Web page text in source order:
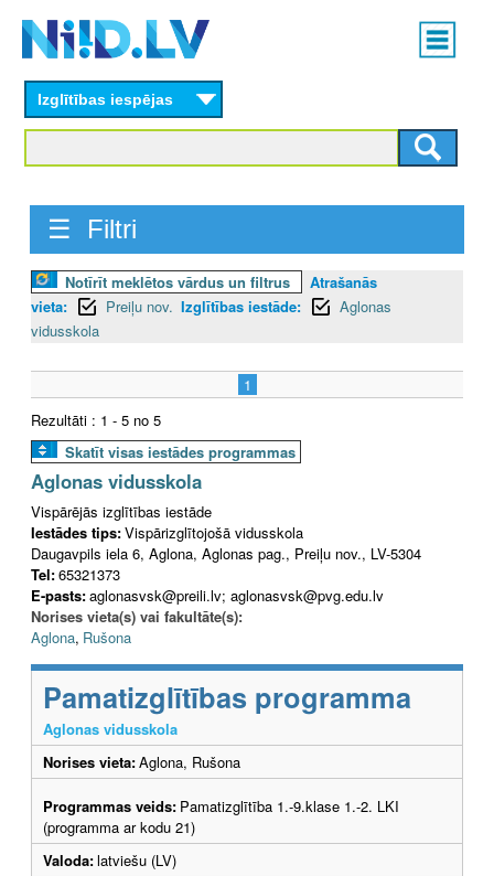
content
Main
menu
Izglītības iespējas
☰ Filtri
Notīrīt meklētos vārdus un filtrus
Atrašanās
vieta:
Preiļu nov. Izglītības iestāde:
Aglonas
vidusskola
1
Rezultāti : 1 - 5 no 5
Skatīt visas iestādes programmas
Aglonas vidusskola
Vispārējās izglītības iestāde
Iestādes tips:Vispārizglītojošā vidusskola
Daugavpils iela 6, Aglona, Aglonas pag., Preiļu nov., LV-5304
Tel:65321373
E-pasts:aglonasvsk@preili.lv; aglonasvsk@pvg.edu.lv
Norises vieta(s) vai fakultāte(s):
Aglona, Rušona
Pamatizglītības programma
Aglonas vidusskola
Norises vieta:Aglona, Rušona
Programmas veids: Pamatizglītība 1.-9.klase 1.-2. LKI
(programma ar kodu 21)
Valoda:latviešu (LV)